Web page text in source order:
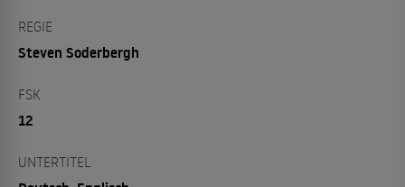
REGIE
Steven Soderbergh
FSK
12
UNTERTITEL